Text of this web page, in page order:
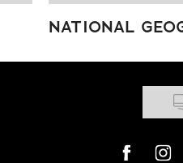
NATIONAL
Visit us on
Visit